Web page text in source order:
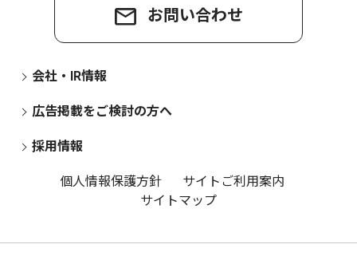
お問い合わせ
会社・IR情報
広告掲載をご検討の方へ
採用情報
個人情報保護方針
サイトご利用案内
サイトマップ